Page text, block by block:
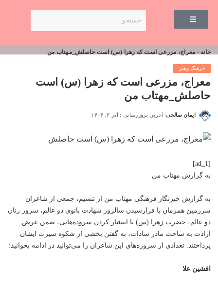
خانه - معراج، مزرعی است که زهرا (س) است حاصلش_مهتاب من
فرهنگ وهنر
معراج، مزرعی است که زهرا (س) است
حاصلش_مهتاب من
ایمان صالحی آخرین بروزرسانی : آذر ۳, ۱۴۰۴
[ad_1]
به گزارش مهتاب من
به گزارش خبرنگار فرهنگی مهتاب من از تنسیم، جمعی از شاعران
سرزمین همزمان با فرارسیدن سالروز شهادت بانوی دو عالم، سرور زنان
دو عالم، حضرت زهرا (س) با انتشار کردن سروده‌هایی، ضمن عرض
ارادت به ساحت مادر سادات، به گفتن بخشی از شکوه سیرت ایشان
پرداختند. تعدادی از سروره‌های این شاعران را می‌توانید در ادامه بخوانید:
افشین علا